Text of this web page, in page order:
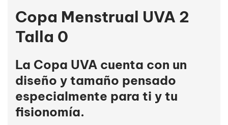
Copa Menstrual UVA 2
Talla 0
La Copa UVA cuenta con un
diseño y tamaño pensado
especialmente para ti y tu
fisionomía.